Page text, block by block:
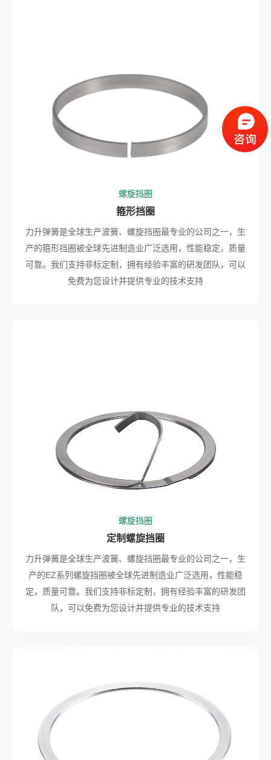
螺旋挡圈
箍形挡圈
力升弹簧是全球生产波簧、螺旋挡圈最专业的公司之一，生
产的箍形挡圈被全球先进制造业广泛选用，性能稳定，质量
可靠。我们支持非标定制，拥有经验丰富的研发团队，可以
免费为您设计并提供专业的技术支持
螺旋挡圈
定制螺旋挡圈
力升弹簧是全球生产波簧、螺旋挡圈最专业的公司之一，生
产的EZ系列螺旋挡圈被全球先进制造业广泛选用，性能稳
定，质量可靠。我们支持非标定制，拥有经验丰富的研发团
队，可以免费为您设计并提供专业的技术支持